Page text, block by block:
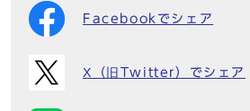
Facebookでシェア
X（旧Twitter）でシェア